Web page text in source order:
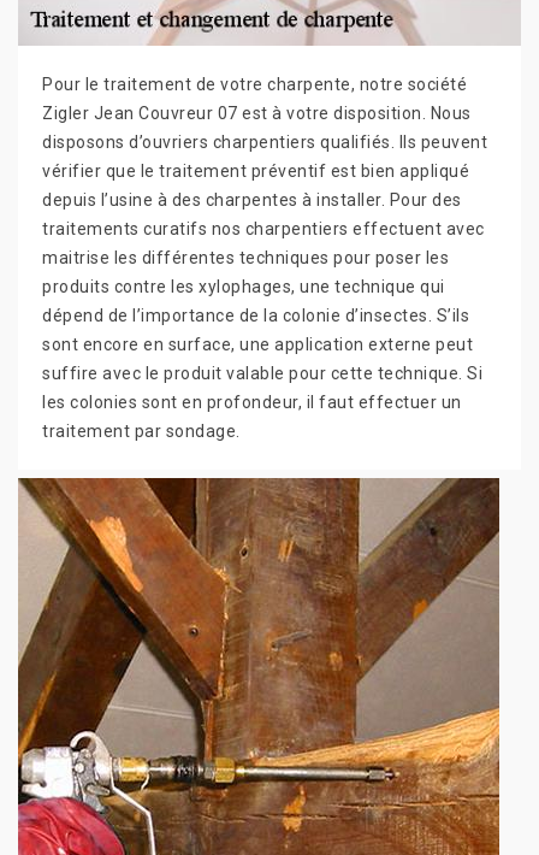
Pour le traitement de votre charpente, notre société
Zigler Jean Couvreur 07 est à votre disposition. Nous
disposons d’ouvriers charpentiers qualifiés. Ils peuvent
vérifier que le traitement préventif est bien appliqué
depuis l’usine à des charpentes à installer. Pour des
traitements curatifs nos charpentiers effectuent avec
maitrise les différentes techniques pour poser les
produits contre les xylophages, une technique qui
dépend de l’importance de la colonie d’insectes. S’ils
sont encore en surface, une application externe peut
suffire avec le produit valable pour cette technique. Si
les colonies sont en profondeur, il faut effectuer un
traitement par sondage.